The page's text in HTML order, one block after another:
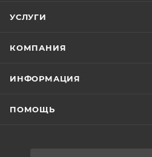
УСЛУГИ
КОМПАНИЯ
ИНФОРМАЦИЯ
ПОМОЩЬ